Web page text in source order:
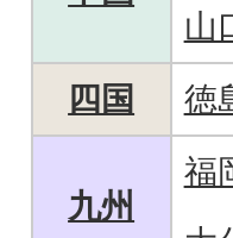
山
四国
徳
九州
福